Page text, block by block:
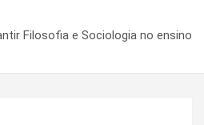
Filosofia e Sociologia no ensino